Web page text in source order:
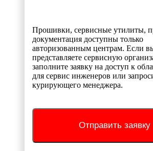
Прошивки, сервисные утилиты,
документация доступны только
авторизованным центрам. Если
представляете сервисную
заполните заявку на доступ к
для сервис инженеров или
курирующего менеджера.
Отправить заявку